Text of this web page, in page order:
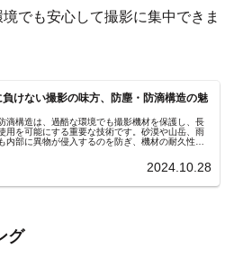
でも安心して撮影に集中できま
負けない撮影の味方、防塵・防滴構造の魅
滴構造は、過酷な環境でも撮影機材を保護し、長
用を可能にする重要な技術です。砂漠や山岳、雨
内部に異物が侵入するのを防ぎ、機材の耐久性と
撮影において、天候や環境に左右されない安定し
を実現します。防塵・防滴機能を持つ機材を選ぶこ
が可能です。
2024.10.28
グ